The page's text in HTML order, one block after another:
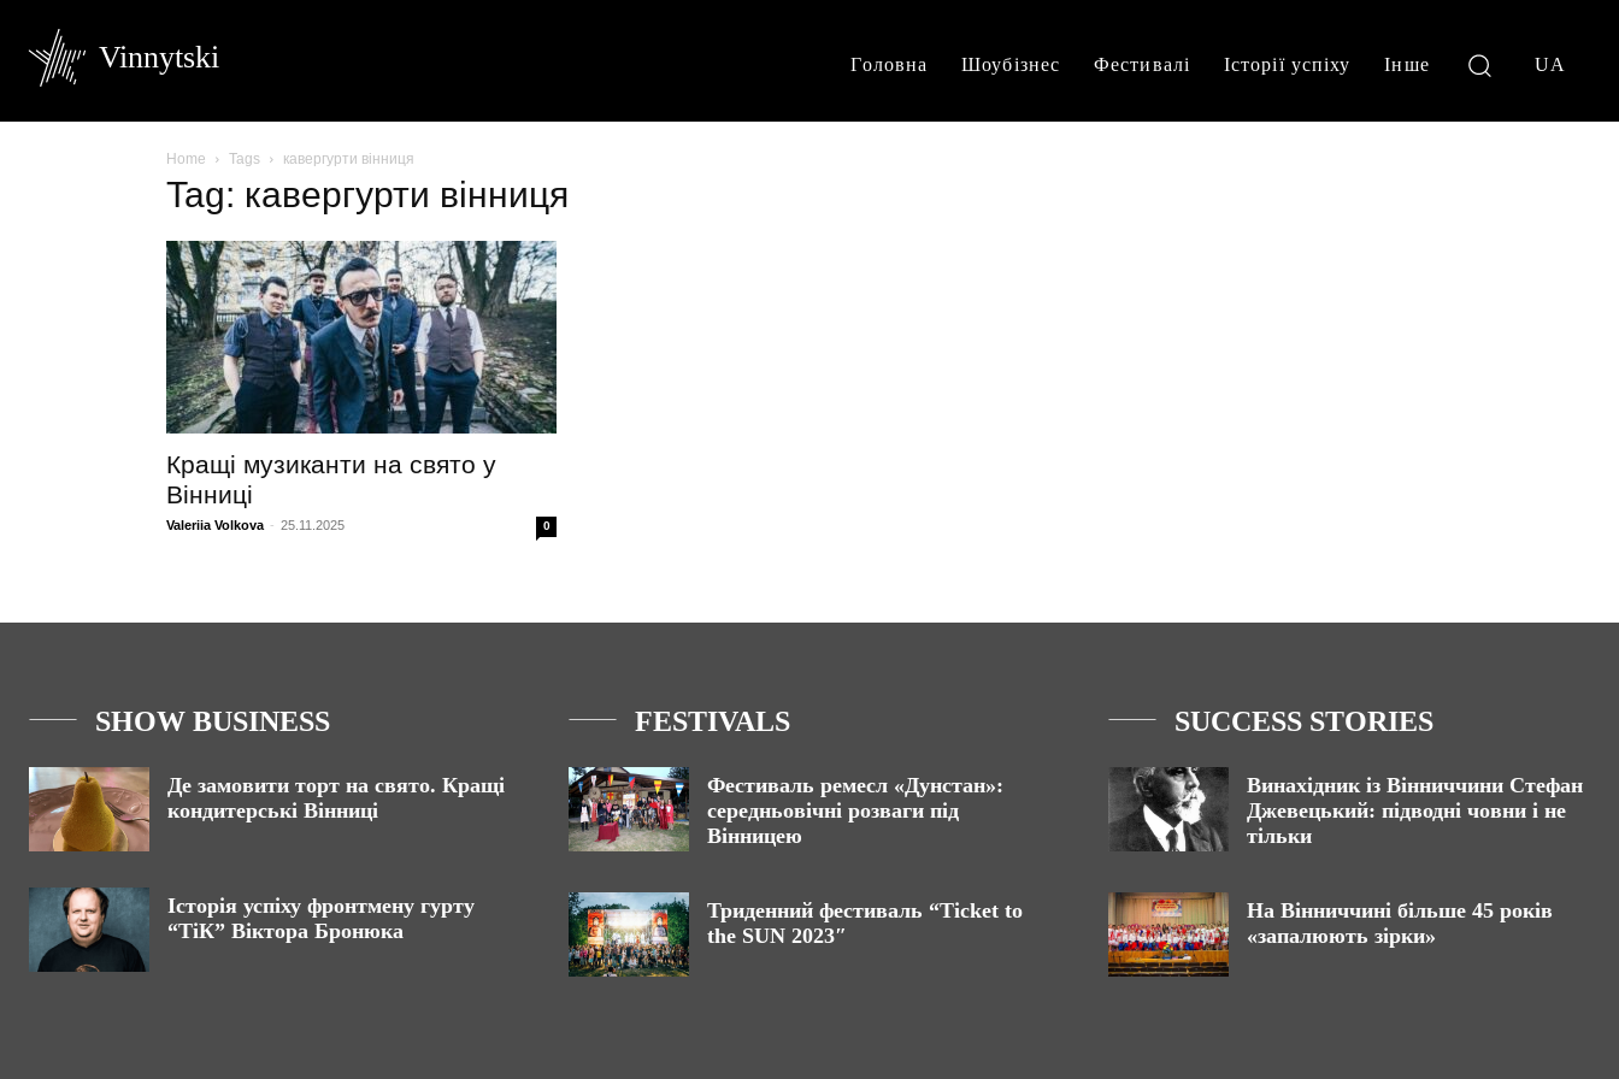
Vinnytski Головна Шоубізнес Фестивалі Історії успіху Інше UA
Home Tags кавергурти вінниця
Tag: кавергурти вінниця
Кращі музиканти на свято у
Вінниці
Valeriia Volkova - 25.11.2025 0
SHOW BUSINESS
Де замовити торт на свято. Кращі
кондитерські Вінниці
Історія успіху фронтмену гурту
“ТіК” Віктора Бронюка
FESTIVALS
Фестиваль ремесл «Дунстан»:
середньовічні розваги під
Вінницею
Триденний фестиваль “Ticket to
the SUN 2023″
SUCCESS STORIES
Винахідник із Вінниччини Стефан
Джевецький: підводні човни і не
тільки
На Вінниччині більше 45 років
«запалюють зірки»